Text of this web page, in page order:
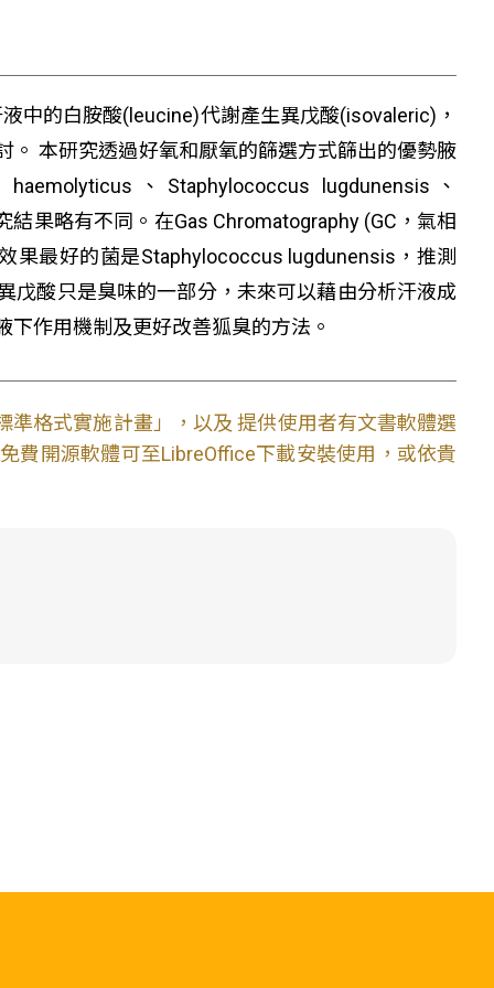
中的白胺酸(leucine)代謝產生異戊酸(isovaleric)，
本研究透過好氧和厭氧的篩選方式篩出的優勢腋
、Staphylococcus lugdunensis、
果略有不同。在Gas Chromatography (GC，氣相
果最好的菌是Staphylococcus lugdunensis，推測
戊酸只是臭味的一部分，未來可以藉由分析汗液成
作用機制及更好改善狐臭的方法。
準格式實施計畫」，以及 提供使用者有文書軟體選
費開源軟體可至LibreOffice下載安裝使用，或依貴